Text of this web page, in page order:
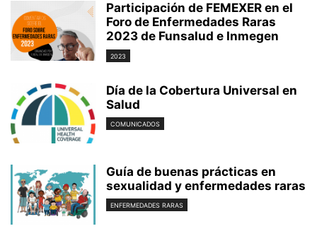
Participación de FEMEXER en el
Foro de Enfermedades Raras
2023 de Funsalud e Inmegen
2023
Día de la Cobertura Universal en
Salud
COMUNICADOS
Guía de buenas prácticas en
sexualidad y enfermedades raras
ENFERMEDADES RARAS